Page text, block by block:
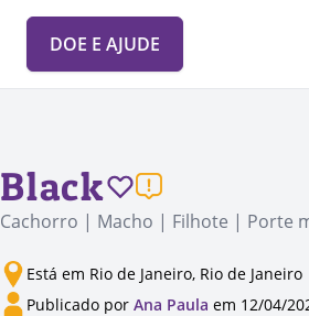
DOE E AJUDE
Black
Cachorro | Macho | Filhote | Porte
Está em Rio de Janeiro, Rio de Janeiro
Publicado por Ana Paula em 12/04/